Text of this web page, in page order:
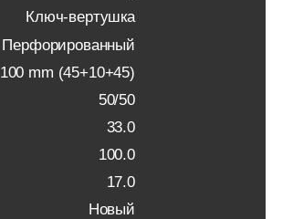
Ключ-вертушка
Перфорированный
100 mm (45+10+45)
50/50
33.0
100.0
17.0
Новый